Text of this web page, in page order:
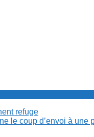
refuge
le coup d’envoi à